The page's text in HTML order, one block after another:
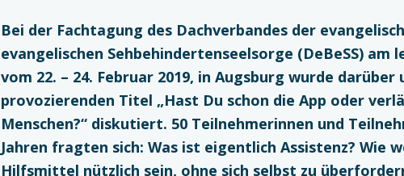
Bei der Fachtagung des Dachverbandes der
evangeli­schen Sehbehindertenseelsorge (DeBeSS) am
vom 22. – 24. Februar 2019, in Augsburg wurde darüber
provozierenden Titel „Hast Du schon die App oder
Menschen?“ diskutiert. 50 Teilnehme­rinnen und
Jahren fragten sich: Was ist eigentlich Assistenz? Wie
Hilfsmittel nützlich sein, ohne sich selbst zu